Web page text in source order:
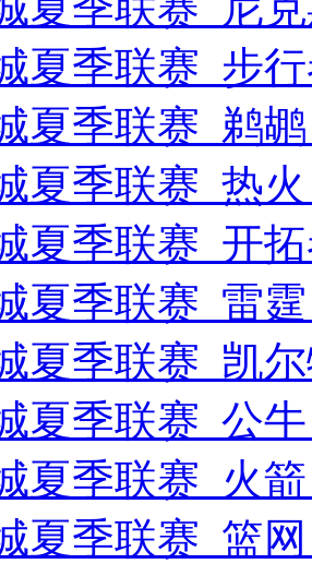
夏季联赛 步
夏季联赛 鹈
夏季联赛 热
夏季联赛 开
夏季联赛 雷
夏季联赛 凯
夏季联赛 公
夏季联赛 火
夏季联赛 篮